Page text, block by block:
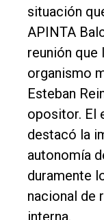
Tendencia
Int.
General
Política
Cultura
Entrevistas
Rural
Deportes
Fúnebres
situación
APINTA
reunión que
organismo
Esteban
opositor. El
destacó la
autonomía
duramente
nacional de
interna.